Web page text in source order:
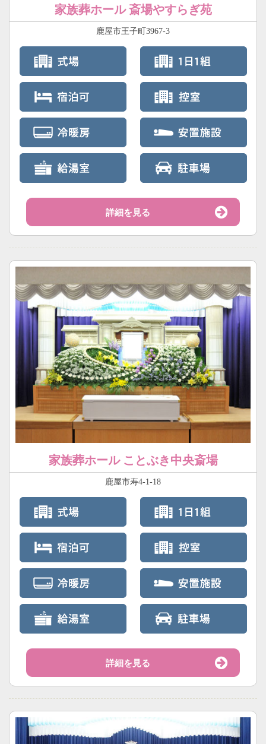
家族葬ホール 斎場やすらぎ苑
鹿屋市王子町3967-3
詳細を見る
家族葬ホール ことぶき中央斎場
鹿屋市寿4-1-18
詳細を見る